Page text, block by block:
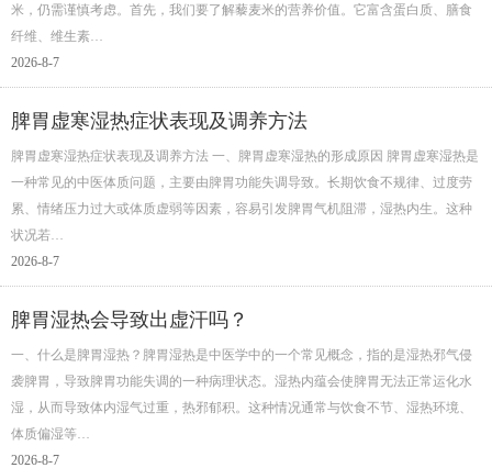
米，仍需谨慎考虑。首先，我们要了解藜麦米的营养价值。它富含蛋白质、膳食
纤维、维生素…
2026-8-7
脾胃虚寒湿热症状表现及调养方法
脾胃虚寒湿热症状表现及调养方法 一、脾胃虚寒湿热的形成原因 脾胃虚寒湿热是
一种常见的中医体质问题，主要由脾胃功能失调导致。长期饮食不规律、过度劳
累、情绪压力过大或体质虚弱等因素，容易引发脾胃气机阻滞，湿热内生。这种
状况若…
2026-8-7
脾胃湿热会导致出虚汗吗？
一、什么是脾胃湿热？脾胃湿热是中医学中的一个常见概念，指的是湿热邪气侵
袭脾胃，导致脾胃功能失调的一种病理状态。湿热内蕴会使脾胃无法正常运化水
湿，从而导致体内湿气过重，热邪郁积。这种情况通常与饮食不节、湿热环境、
体质偏湿等…
2026-8-7